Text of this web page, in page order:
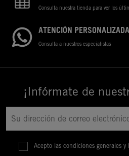
Consulta nuestra tienda para ver los
ATENCIÓN PERSONALIZADA
Consulta a nuestros especialistas
¡Infórmate de
Acepto las condiciones generales